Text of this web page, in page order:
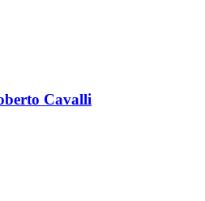
Cavalli